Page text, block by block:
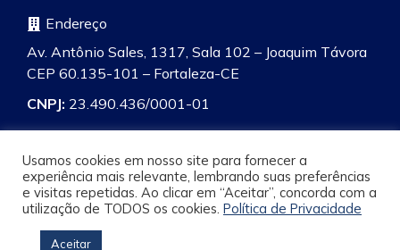
Endereço
Av. Antônio Sales, 1317, Sala 102 – Joaquim Távora
CEP 60.135-101 – Fortaleza-CE
CNPJ: 23.490.436/0001-01
Pesquisa
Usamos cookies em nosso site para fornecer a
experiência mais relevante, lembrando suas preferências
e visitas repetidas. Ao clicar em “Aceitar”, concorda com a
utilização de TODOS os cookies. Política de Privacidade
Aceitar